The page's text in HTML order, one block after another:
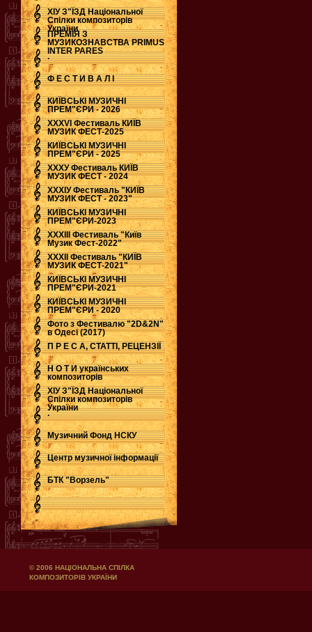
ХІУ З"ЇЗД Національної
Спілки композиторів
України
ПРЕМІЯ З
МУЗИКОЗНАВСТВА PRIMUS
INTER PARES
.
Ф Е С Т И В А Л І
КИЇВСЬКІ МУЗИЧНІ
ПРЕМ"ЄРИ - 2026
ХХХVI Фестиваль КИЇВ
МУЗИК ФЕСТ-2025
КИЇВСЬКІ МУЗИЧНІ
ПРЕМ"ЄРИ - 2025
ХХХУ Фестиваль КИЇВ
МУЗИК ФЕСТ - 2024
ХХХІУ Фестиваль "КИЇВ
МУЗИК ФЕСТ - 2023"
КИЇВСЬКІ МУЗИЧНІ
ПРЕМ"ЄРИ-2023
ХХХІІІ Фестиваль "Київ
Музик Фест-2022"
ХХХІІ Фестиваль "КИЇВ
МУЗИК ФЕСТ-2021"
КИЇВСЬКІ МУЗИЧНІ
ПРЕМ"ЄРИ-2021
КИЇВСЬКІ МУЗИЧНІ
ПРЕМ"ЄРИ - 2020
Фото з Фестивалю "2D&2N"
в Одесі (2017)
П Р Е С А, СТАТТІ, РЕЦЕНЗІЇ
Н О Т И українських
композиторів
ХІУ З"ЇЗД Національної
Спілки композиторів
України
.
Музичний Фонд НСКУ
Центр музичної інформації
БТК "Ворзель"
© 2006 НАЦІОНАЛЬНА СПІЛКА
КОМПОЗИТОРІВ УКРАЇНИ